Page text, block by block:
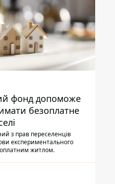
фонд допоможе
безоплатне
з прав переселенців
експериментального
житлом.